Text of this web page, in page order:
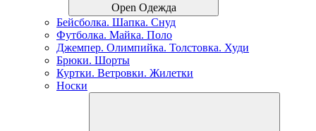
Open Одежда
Бейсболка. Шапка. Снуд
Футболка. Майка. Поло
Джемпер. Олимпийка. Толстовка. Худи
Брюки. Шорты
Куртки. Ветровки. Жилетки
Носки